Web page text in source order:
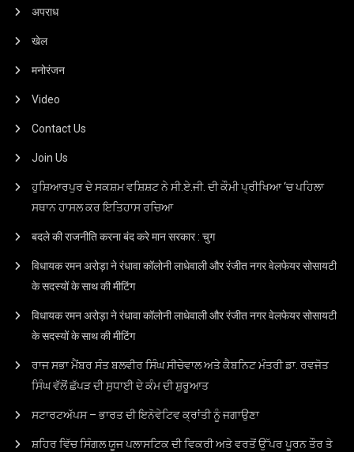
अपराध
खेल
मनोरंजन
Video
Contact Us
Join Us
ਹੁਸ਼ਿਆਰਪੁਰ ਦੇ ਸਕਸ਼ਮ ਵਸ਼ਿਸ਼ਟ ਨੇ ਸੀ.ਏ.ਜੀ. ਦੀ ਕੌਮੀ ਪ੍ਰੀਖਿਆ ‘ਚ ਪਹਿਲਾ
ਸਥਾਨ ਹਾਸਲ ਕਰ ਇਤਿਹਾਸ ਰਚਿਆ
बदले की राजनीति करना बंद करे मान सरकार : चुग
विधायक रमन अरोड़ा ने रंधावा कॉलोनी लाधेवाली और रंजीत नगर वेलफेयर सोसायटी
के सदस्यों के साथ की मीटिंग
विधायक रमन अरोड़ा ने रंधावा कॉलोनी लाधेवाली और रंजीत नगर वेलफेयर सोसायटी
के सदस्यों के साथ की मीटिंग
ਰਾਜ ਸਭਾ ਮੈਂਬਰ ਸੰਤ ਬਲਵੀਰ ਸਿੰਘ ਸੀਚੇਵਾਲ ਅਤੇ ਕੈਬਨਿਟ ਮੰਤਰੀ ਡਾ. ਰਵਜੋਤ
ਸਿੰਘ ਵੱਲੋਂ ਛੱਪੜ ਦੀ ਸੁਧਾਈ ਦੇ ਕੰਮ ਦੀ ਸ਼ੁਰੂਆਤ
ਸਟਾਰਟਅੱਪਸ – ਭਾਰਤ ਦੀ ਇਨੋਵੇਟਿਵ ਕ੍ਰਾਂਤੀ ਨੂੰ ਜਗਾਉਣਾ
ਸ਼ਹਿਰ ਵਿੱਚ ਸਿੰਗਲ ਯੂਜ ਪਲਾਸਟਿਕ ਦੀ ਵਿਕਰੀ ਅਤੇ ਵਰਤੋਂ ਉੱਪਰ ਪੂਰਨ ਤੌਰ ਤੇ